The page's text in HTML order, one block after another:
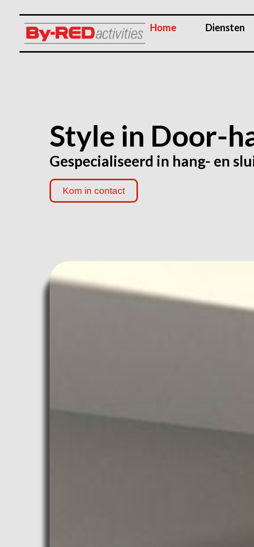
Home Diensten
Style in Door-
Gespecialiseerd in hang- en
Kom in contact